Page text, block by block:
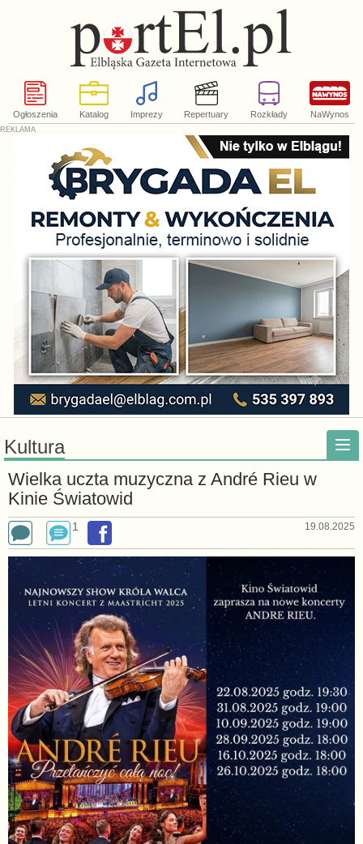
Ogłoszenia Katalog Imprezy Repertuary Rozkłady NaWynos
Kultura
Wielka uczta muzyczna z André Rieu w
Kinie Światowid
1 19.08.2025